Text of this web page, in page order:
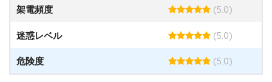
架電頻度 (5.0)
迷惑レベル (5.0)
危険度 (5.0)